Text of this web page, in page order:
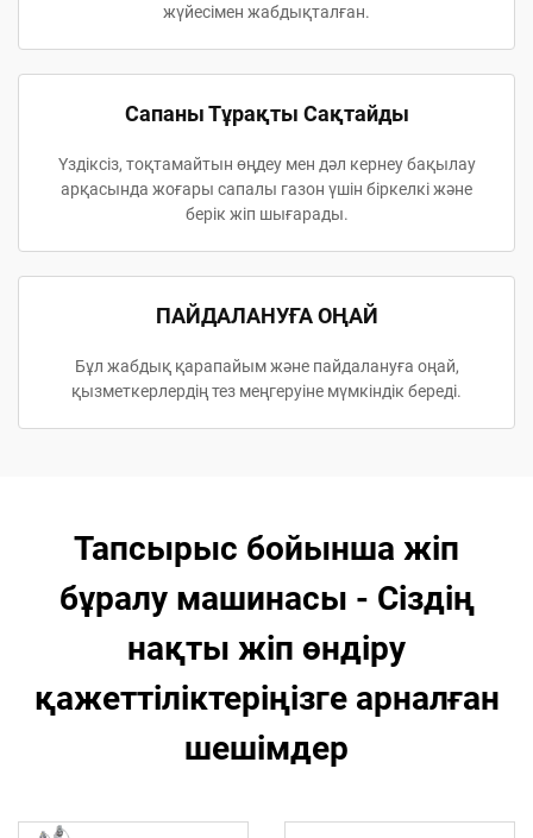
жүйесімен жабдықталған.
Сапаны Тұрақты Сақтайды
Үздіксіз, тоқтамайтын өңдеу мен дәл кернеу бақылау
арқасында жоғары сапалы газон үшін біркелкі және
берік жіп шығарады.
ПАЙДАЛАНУҒА ОҢАЙ
Бұл жабдық қарапайым және пайдалануға оңай,
қызметкерлердің тез меңгеруіне мүмкіндік береді.
Тапсырыс бойынша жіп
бұралу машинасы - Сіздің
нақты жіп өндіру
қажеттіліктеріңізге арналған
шешімдер